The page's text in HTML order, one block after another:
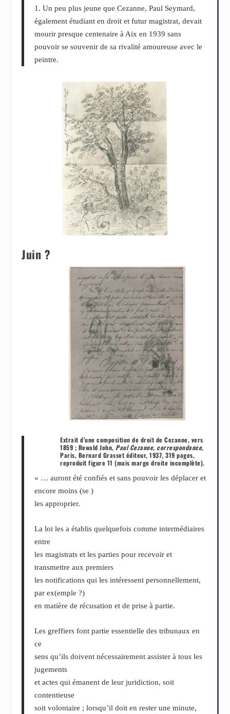
1. Un peu plus jeune que Cezanne, Paul Seymard,
également étudiant en droit et futur magistrat, devait
mourir presque centenaire à Aix en 1939 sans
pouvoir se souvenir de sa rivalité amoureuse avec le
peintre.
Juin ?
Extrait d’une composition de droit de Cezanne, vers
1859 ; Rewald John, Paul Cezanne, correspondance,
Paris, Bernard Grasset éditeur, 1937, 319 pages,
reproduit figure 11 (mais marge droite incomplète).
« … auront été confiés et sans pouvoir les déplacer et
encore moins (se )
les approprier.
La loi les a établis quelquefois comme intermédiaires
entre
les magistrats et les parties pour recevoir et
transmettre aux premiers
les notifications qui les intéressent personnellement,
par ex(emple ?)
en matière de récusation et de prise à partie.
Les greffiers font partie essentielle des tribunaux en
ce
sens qu’ils doivent nécessairement assister à tous les
jugements
et actes qui émanent de leur juridiction, soit
contentieuse
soit volontaire ; lorsqu’il doit en rester une minute,